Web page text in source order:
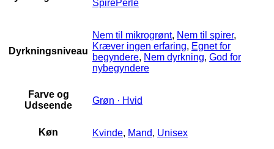
SpirePerle
Dyrkningsniveau
Nem til mikrogrønt, Nem til spirer,
Kræver ingen erfaring, Egnet for
begyndere, Nem dyrkning, God for
nybegyndere
Farve og
Udseende
Grøn · Hvid
Køn Kvinde, Mand, Unisex